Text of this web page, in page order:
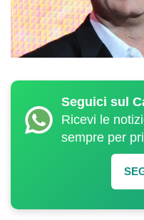
Seguici sul
Ricevi le
sempre per